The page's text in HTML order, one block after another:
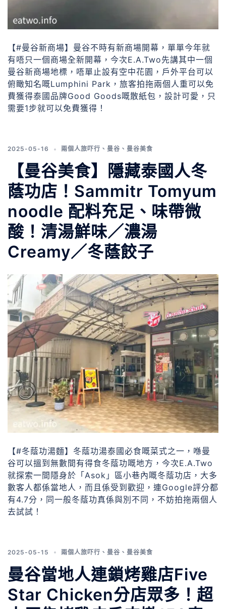
【#曼谷新商場】曼谷不時有新商場開幕，單單今年就
有唔只一個商場全新開幕，今次E.A.Two先講其中一個
曼谷新商場地標，唔單止設有空中花園，戶外平台可以
俯瞰知名嘅Lumphini Park，旅客拍拖兩個人重可以免
費獲得泰國品牌Good Goods嘅散紙包，設計可愛，只
需要1步就可以免費獲得！
2025-05-16 兩個人旅吓行 、 曼谷 、 曼谷美食
【曼谷美食】隱藏泰國人冬
蔭功店！Sammitr Tomyum
noodle 配料充足、味帶微
酸！清湯鮮味／濃湯
Creamy／冬蔭餃子
【#冬蔭功湯麵】冬蔭功湯泰國必食嘅菜式之一，喺曼
谷可以搵到無數間有得食冬蔭功嘅地方，今次E.A.Two
就探索一間隱身於「Asok」區小巷內嘅冬蔭功店，大多
數客人都係當地人，而且係受到歡迎，連Google評分都
有4.7分，同一般冬蔭功真係與別不同，不妨拍拖兩個人
去試試！
2025-05-15 兩個人旅吓行 、 曼谷 、 曼谷美食
曼谷當地人連鎖烤雞店Five
Star Chicken分店眾多！超